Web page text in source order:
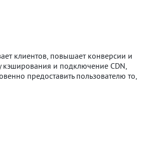
клиентов, повышает конверсии и
кэширования и подключение CDN,
предоставить пользователю то,